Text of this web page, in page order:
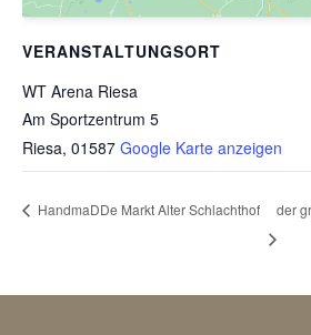
VERANSTALTUNGSORT
WT Arena Riesa
Am Sportzentrum 5
Riesa, 01587 Google Karte anzeigen
HandmaDDe Markt Alter Schlachthof der